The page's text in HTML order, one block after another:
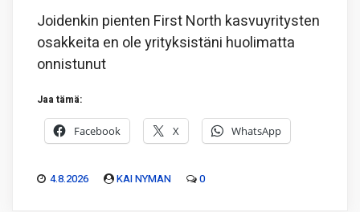
Joidenkin pienten First North kasvuyritysten
osakkeita en ole yrityksistäni huolimatta
onnistunut
Jaa tämä:
Facebook X WhatsApp
4.8.2026 KAI NYMAN 0